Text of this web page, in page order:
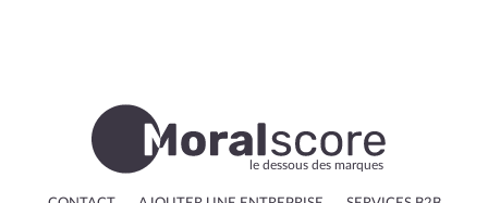
le dessous des marques